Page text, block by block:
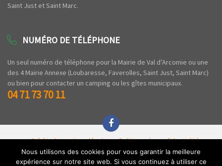
Saint Just et Saint Marc.
NUMÉRO DE TÉLÉPHONE
Un seul numéro de téléphone pour la Mairie de Val d’Arcomie ou une
des 4 Mairie Annexe (Loubaresse, Faverolles, Saint Just, Saint Marc)
ou bien pour contacter un camping ou les gîtes municipaux.
04 71 73 70 11
Crédits & mentions légales
Politique de confidentialité
Espace privé
Nous utilisons des cookies pour vous garantir la meilleure
expérience sur notre site web. Si vous continuez à utiliser ce